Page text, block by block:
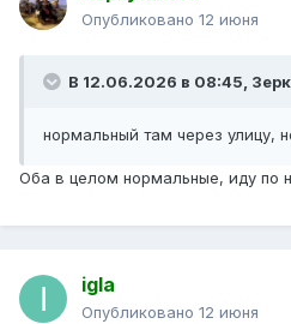
Опубликовано 12 июня
В 12.06.2026 в 08:45,
нормальный там через улицу,
Оба в целом нормальные, иду по
igla
Опубликовано 12 июня